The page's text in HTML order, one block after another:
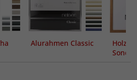
Alurahmen Classic